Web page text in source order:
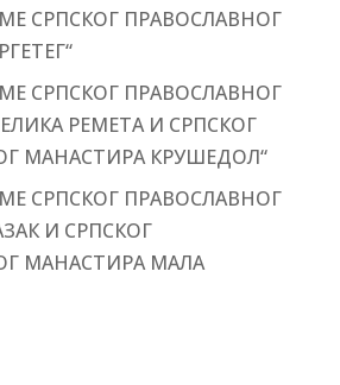
СРПСКОГ ПРАВОСЛАВНОГ
СРПСКОГ ПРАВОСЛАВНОГ
РЕМЕТА И СРПСКОГ
МАНАСТИРА КРУШЕДОЛ“
СРПСКОГ ПРАВОСЛАВНОГ
И СРПСКОГ
МАНАСТИРА МАЛА